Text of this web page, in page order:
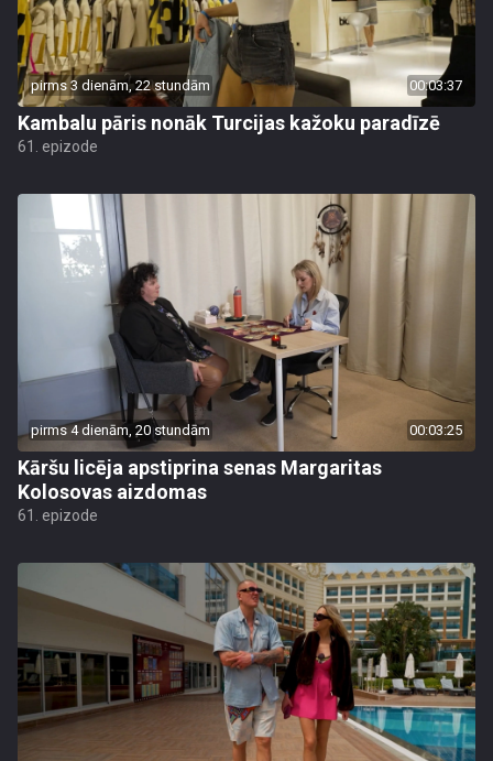
pirms 3 dienām, 22 stundām 00:03:37
Kambalu pāris nonāk Turcijas kažoku paradīzē
61. epizode
pirms 4 dienām, 20 stundām 00:03:25
Kāršu licēja apstiprina senas Margaritas
Kolosovas aizdomas
61. epizode